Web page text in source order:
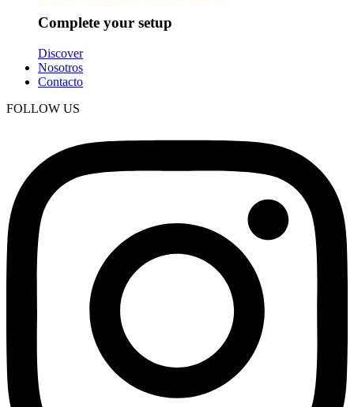
Complete your setup
Discover
Nosotros
Contacto
FOLLOW US